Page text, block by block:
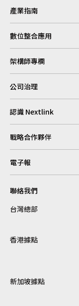
產業指南
數位整合應用
架構師專欄
公司治理
認識 Nextlink
戰略合作夥伴
電子報
聯絡我們
台灣總部
香港據點
新加坡據點